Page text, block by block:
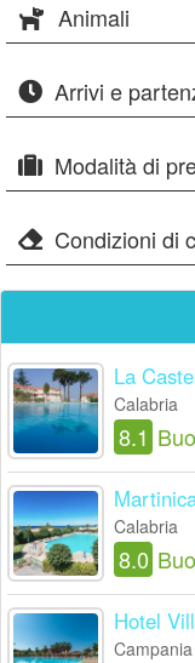
Animali
Arrivi e
Modalità di
Condizioni di
La
Calabria
8.1
Calabria
8.0
Hotel
Campania